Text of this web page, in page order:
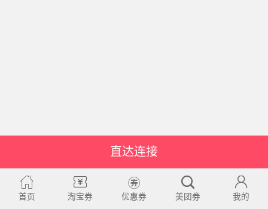
直达连接
首页 淘宝券 优惠券 美团券 我的